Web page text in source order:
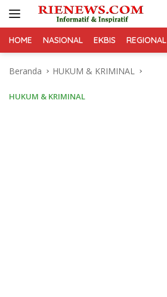
HOME NASIONAL EKBIS REGIONAL
Beranda HUKUM & KRIMINAL
HUKUM & KRIMINAL